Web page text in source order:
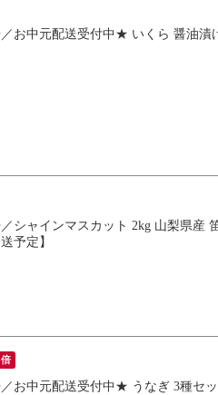
お中元配送受付中★ いくら 醤油漬
シャインマスカット 2kg 山梨県
予定】
お中元配送受付中★ うなぎ 3種セ